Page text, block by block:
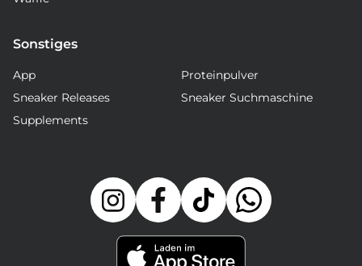
Sonstiges
App
Proteinpulver
Sneaker Releases
Sneaker Suchmaschine
Supplements